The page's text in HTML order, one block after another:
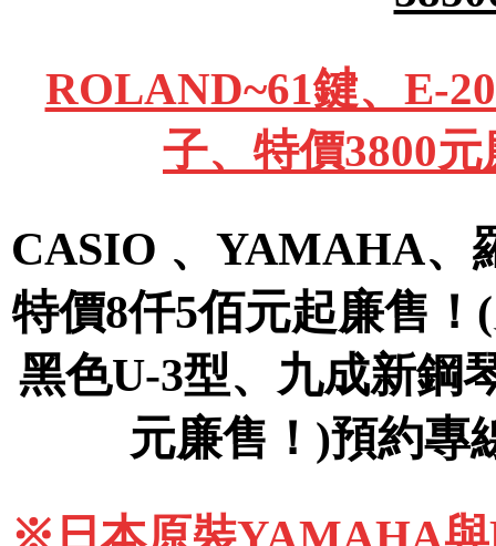
ROLAND~61鍵、E-
子、特價3800
CASIO 、YAMAHA、
特價8仟5佰元起廉售
黑色U-3型、九成新鋼
元廉售！)預約專